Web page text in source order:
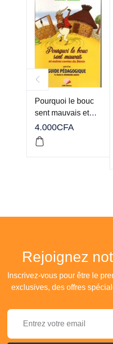
Pourquoi le bouc
sent mauvais et
autres contes du
Bénin
4.000CFA
Rejoignez
Inscrivez-vous pour être le
exclusives, des offres